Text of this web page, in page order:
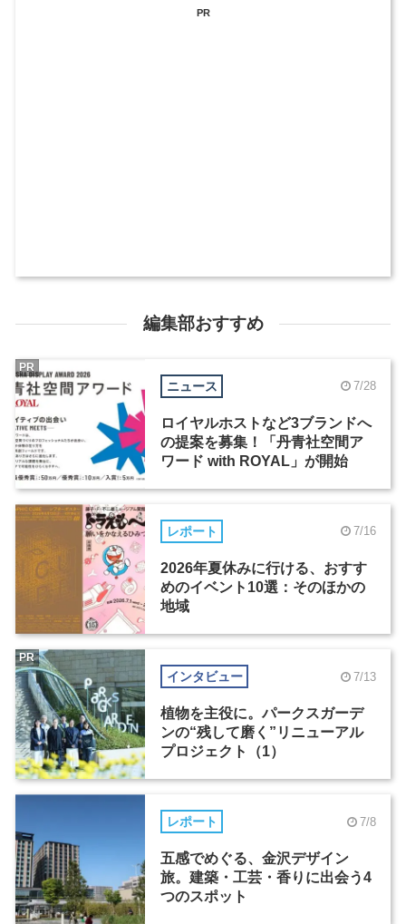
PR
編集部おすすめ
ニュース 7/28
ロイヤルホストなど3ブランドへ
の提案を募集！「丹青社空間ア
ワード with ROYAL」が開始
PR
レポート 7/16
2026年夏休みに行ける、おすす
めのイベント10選：そのほかの
地域
インタビュー 7/13
植物を主役に。パークスガーデ
ンの“残して磨く”リニューアル
プロジェクト（1）
PR
レポート 7/8
五感でめぐる、金沢デザイン
旅。建築・工芸・香りに出会う4
つのスポット